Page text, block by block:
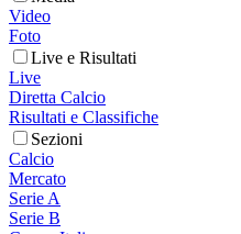
Video
Foto
Live e Risultati
Live
Diretta Calcio
Risultati e Classifiche
Sezioni
Calcio
Mercato
Serie A
Serie B